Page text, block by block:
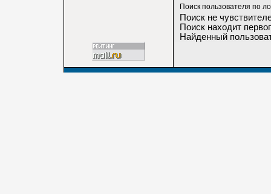
Поиск пользователя по
Поиск не
Поиск находит
Найденный